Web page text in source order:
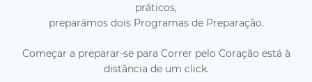
práticos,
preparámos dois Programas de Preparação.
Começar a preparar-se para Correr pelo Coração está à
distância de um click.